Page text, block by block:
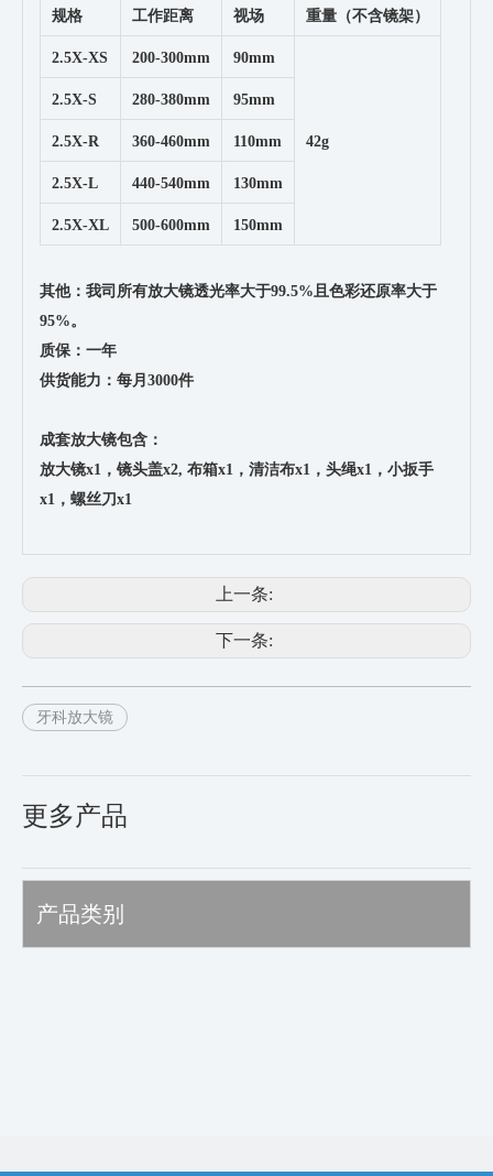
规格 工作距离 视场 重量（不含镜架）
2.5X-XS 200-300mm 90mm
42g
2.5X-S 280-380mm 95mm
2.5X-R 360-460mm 110mm
2.5X-L 440-540mm 130mm
2.5X-XL 500-600mm 150mm
其他：我司所有放大镜透光率大于99.5%且色彩还原率大于
95%。
质保：一年
供货能力：每月3000件
成套放大镜包含：
放大镜x1， 镜头盖x2, 布箱x1，清洁布x1，头绳x1，小扳手
x1，螺丝刀x1
上一条:
下一条:
牙科放大镜
更多产品
产品类别